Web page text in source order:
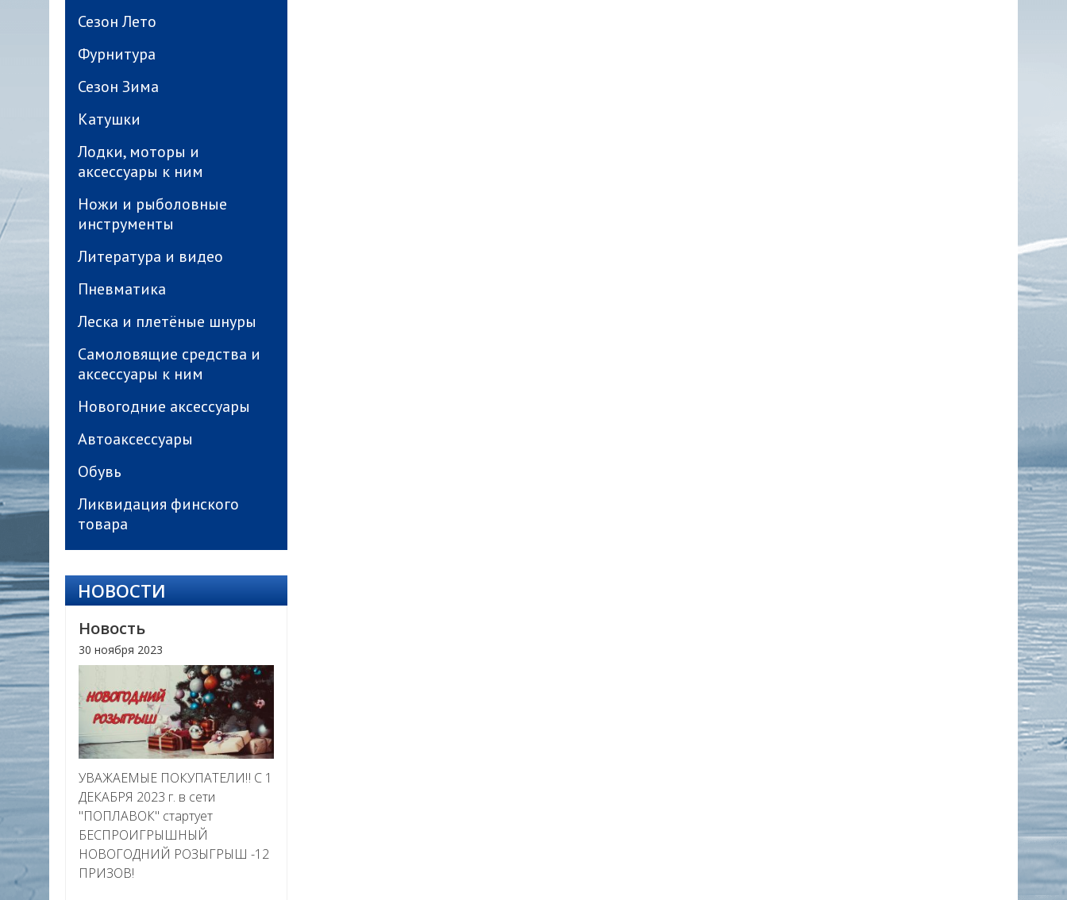
Сезон Лето
Фурнитура
Сезон Зима
Катушки
Лодки, моторы и
аксессуары к ним
Ножи и рыболовные
инструменты
Литература и видео
Пневматика
Леска и плетёные шнуры
Самоловящие средства и
аксессуары к ним
Новогодние аксессуары
Автоаксессуары
Обувь
Ликвидация финского
товара
НОВОСТИ
Новость
30 ноября 2023
УВАЖАЕМЫЕ ПОКУПАТЕЛИ‼ С 1
ДЕКАБРЯ 2023 г. в сети
"ПОПЛАВОК" стартует
БЕСПРОИГРЫШНЫЙ
НОВОГОДНИЙ РОЗЫГРЫШ -12
ПРИЗОВ!